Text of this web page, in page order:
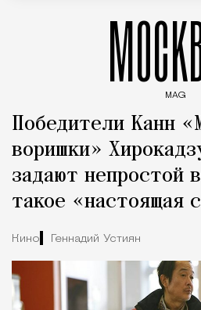
MAG
Победители Канн
воришки»
задают непростой
такое «настоящая
Кино Геннадий Устиян